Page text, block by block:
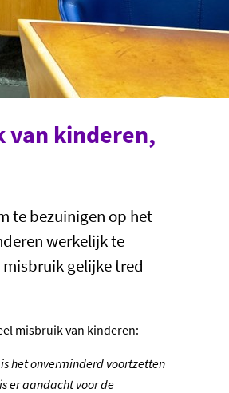
van kinderen,
te bezuinigen op het
werkelijk te
gelijke tred
misbruik van kinderen:
het onverminderd voortzetten
er aandacht voor de